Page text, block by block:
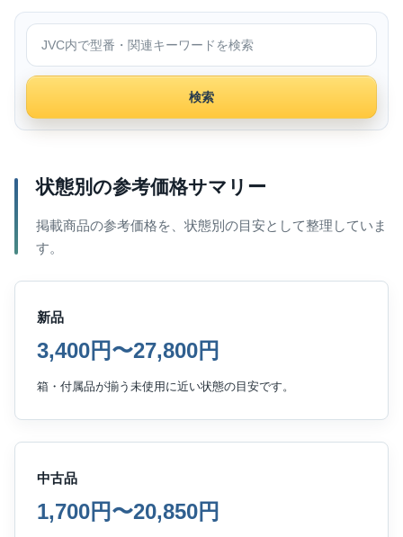
JVC内で検索
検索
状態別の参考価格サマリー
掲載商品の参考価格を、状態別の目安として整理していま
す。
新品
3,400円〜27,800円
箱・付属品が揃う未使用に近い状態の目安です。
中古品
1,700円〜20,850円